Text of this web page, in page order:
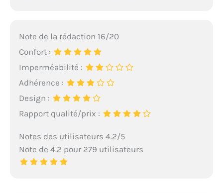
Note de la rédaction 16/20
Confort :
Imperméabilité :
Adhérence :
Design :
Rapport qualité/prix :
Notes des utilisateurs 4.2/5
Note de 4.2 pour 279 utilisateurs